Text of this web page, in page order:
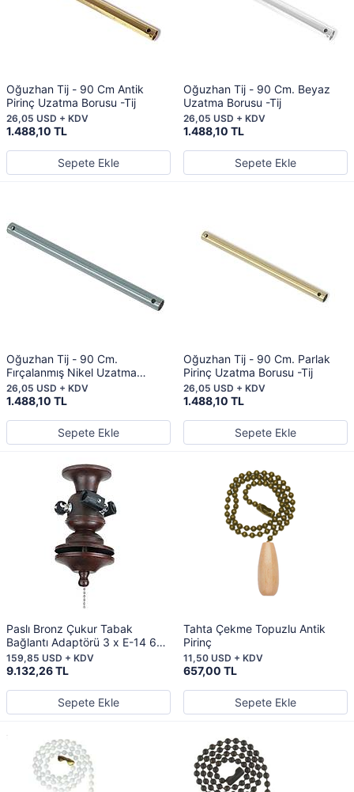
Oğuzhan Tij - 90 Cm Antik
Pirinç Uzatma Borusu -Tij
1.488,10 TL
26,05 USD + KDV
Sepete Ekle
Oğuzhan Tij - 90 Cm. Beyaz
Uzatma Borusu -Tij
1.488,10 TL
26,05 USD + KDV
Sepete Ekle
Oğuzhan Tij - 90 Cm.
Fırçalanmış Nikel Uzatma
Borusu -Tij
1.488,10 TL
26,05 USD + KDV
Sepete Ekle
Oğuzhan Tij - 90 Cm. Parlak
Pirinç Uzatma Borusu -Tij
1.488,10 TL
26,05 USD + KDV
Sepete Ekle
Paslı Bronz Çukur Tabak
Bağlantı Adaptörü 3 x E-14 60
Watt Duy
9.132,26 TL
159,85 USD + KDV
Sepete Ekle
Tahta Çekme Topuzlu Antik
Pirinç
657,00 TL
11,50 USD + KDV
Sepete Ekle